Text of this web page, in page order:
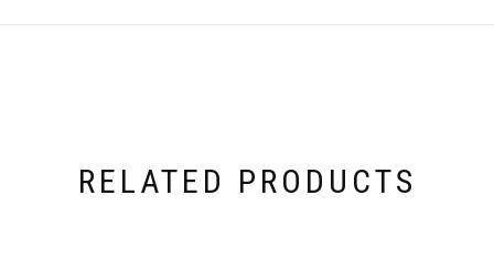
RELATED PRODUCTS